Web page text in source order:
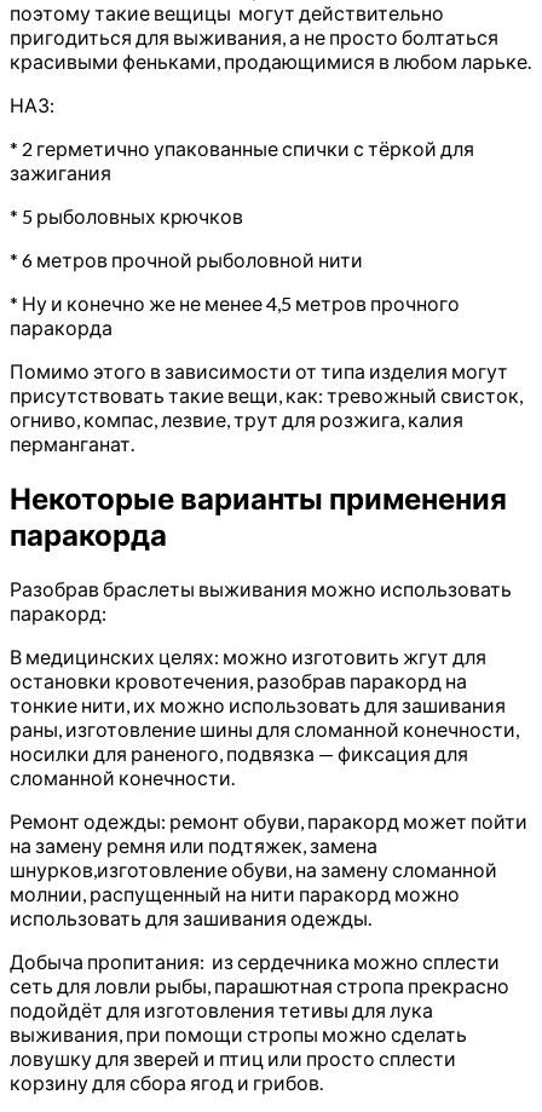
поэтому такие вещицы могут действительно
пригодиться для выживания, а не просто болтаться
красивыми феньками, продающимися в любом ларьке.
НАЗ:
* 2 герметично упакованные спички с тёркой для
зажигания
* 5 рыболовных крючков
* 6 метров прочной рыболовной нити
* Ну и конечно же не менее 4,5 метров прочного
паракорда
Помимо этого в зависимости от типа изделия могут
присутствовать такие вещи, как: тревожный свисток,
огниво, компас, лезвие, трут для розжига, калия
перманганат.
Некоторые варианты применения
паракорда
Разобрав браслеты выживания можно использовать
паракорд:
В медицинских целях: можно изготовить жгут для
остановки кровотечения, разобрав паракорд на
тонкие нити, их можно использовать для зашивания
раны, изготовление шины для сломанной конечности,
носилки для раненого, подвязка — фиксация для
сломанной конечности.
Ремонт одежды: ремонт обуви, паракорд может пойти
на замену ремня или подтяжек, замена
шнурков,изготовление обуви, на замену сломанной
молнии, распущенный на нити паракорд можно
использовать для зашивания одежды.
Добыча пропитания: из сердечника можно сплести
сеть для ловли рыбы, парашютная стропа прекрасно
подойдёт для изготовления тетивы для лука
выживания, при помощи стропы можно сделать
ловушку для зверей и птиц или просто сплести
корзину для сбора ягод и грибов.